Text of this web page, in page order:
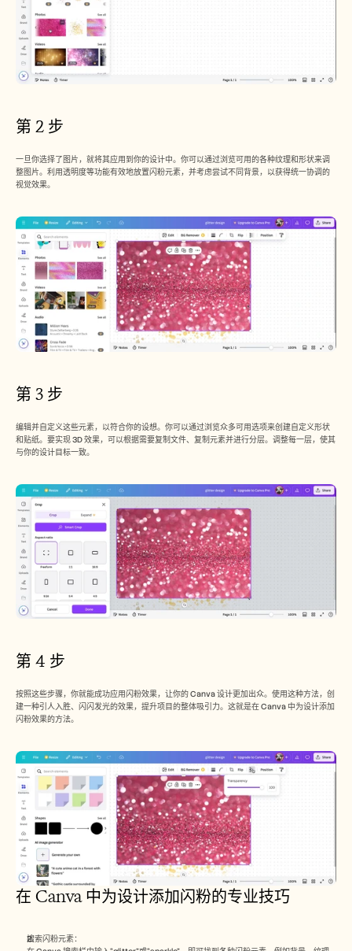
第 2 步
一旦你选择了图片，就将其应用到你的设计中。你可以通过浏览可用的各种纹理和形状来调
整图片。利用透明度等功能有效地放置闪粉元素，并考虑尝试不同背景，以获得统一协调的
视觉效果。
第 3 步
编辑并自定义这些元素，以符合你的设想。你可以通过浏览众多可用选项来创建自定义形状
和贴纸。要实现 3D 效果，可以根据需要复制文件、复制元素并进行分层。调整每一层，使其
与你的设计目标一致。
第 4 步
按照这些步骤，你就能成功应用闪粉效果，让你的 Canva 设计更加出众。使用这种方法，创
建一种引人入胜、闪闪发光的效果，提升项目的整体吸引力。这就是在 Canva 中为设计添加
闪粉效果的方法。
在 Canva 中为设计添加闪粉的专业技巧
搜索闪粉元素：